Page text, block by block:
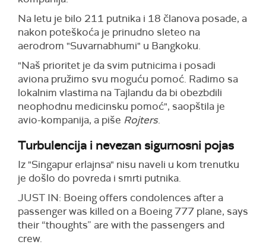
Na letu je bilo 211 putnika i 18 članova posade, a
nakon poteškoća je prinudno sleteo na
aerodrom "Suvarnabhumi" u Bangkoku.
"Naš prioritet je da svim putnicima i posadi
aviona pružimo svu moguću pomoć. Radimo sa
lokalnim vlastima na Tajlandu da bi obezbdili
neophodnu medicinsku pomoć", saopštila je
avio-kompanija, a piše Rojters.
Turbulencija i nevezan sigurnosni pojas
Iz "Singapur erlajnsa" nisu naveli u kom trenutku
je došlo do povreda i smrti putnika.
JUST IN: Boeing offers condolences after a
passenger was killed on a Boeing 777 plane, says
their “thoughts” are with the passengers and
crew.